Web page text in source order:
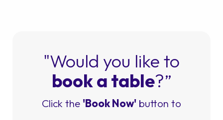
"Would you like to
book a table?”
Click the 'Book Now' button to